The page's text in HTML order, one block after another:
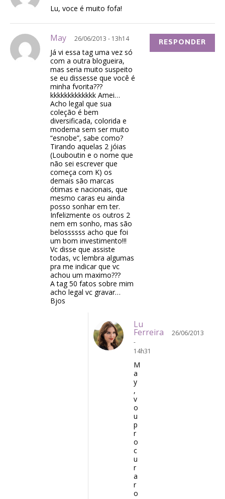
Lu, voce é muito fofa!
May 26/06/2013 - 13h14
Já vi essa tag uma vez só
com a outra blogueira,
mas seria muito suspeito
se eu dissesse que você é
minha fvorita???
kkkkkkkkkkkkk Amei…
Acho legal que sua
coleção é bem
diversificada, colorida e
moderna sem ser muito
“esnobe”, sabe como?
Tirando aquelas 2 jóias
(Louboutin e o nome que
não sei escrever que
começa com K) os
demais são marcas
ótimas e nacionais, que
mesmo caras eu ainda
posso sonhar em ter.
Infelizmente os outros 2
nem em sonho, mas são
belossssss acho que foi
um bom investimento!!!
Vc disse que assiste
todas, vc lembra algumas
pra me indicar que vc
achou um maximo???
A tag 50 fatos sobre mim
acho legal vc gravar…
Bjos
RESPONDER
Lu
Ferreira
26/06/2013
-
14h31
M
a
y
,
v
o
u
p
r
o
c
u
r
a
r
o